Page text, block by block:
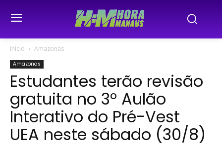
Início Amazonas
Amazonas
Estudantes terão revisão
gratuita no 3º Aulão
Interativo do Pré-Vest
UEA neste sábado (30/8)